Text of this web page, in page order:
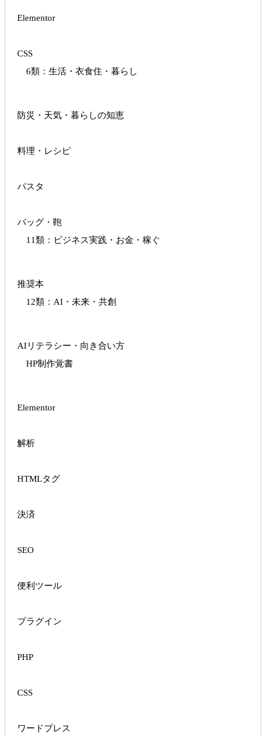
Elementor
CSS
6類：生活・衣食住・暮らし
防災・天気・暮らしの知恵
料理・レシピ
パスタ
バッグ・鞄
11類：ビジネス実践・お金・稼ぐ
推奨本
12類：AI・未来・共創
AIリテラシー・向き合い方
HP制作覚書
Elementor
解析
HTMLタグ
決済
SEO
便利ツール
プラグイン
PHP
CSS
ワードプレス